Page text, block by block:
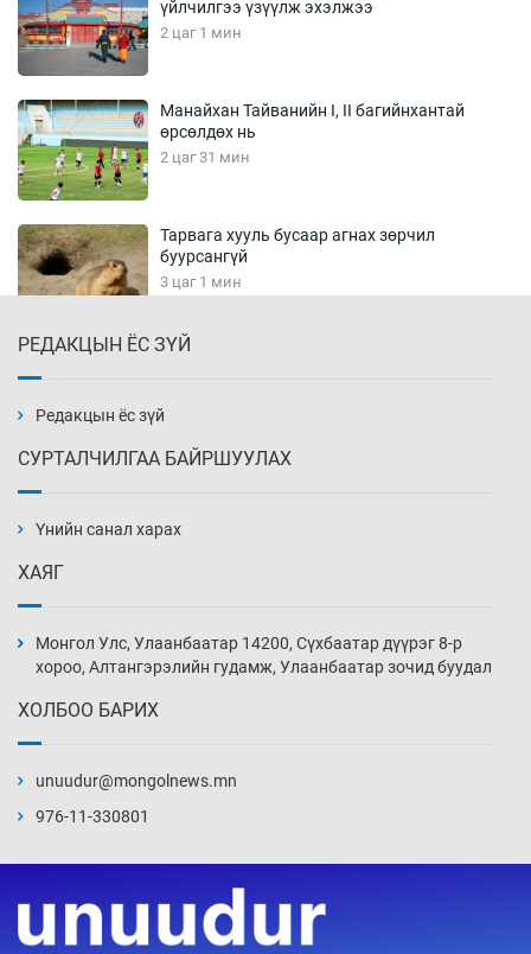
үйлчилгээ үзүүлж эхэлжээ
2 цаг 1 мин
Манайхан Тайванийн I, II багийнхантай
өрсөлдөх нь
2 цаг 31 мин
Тарвага хууль бусаар агнах зөрчил
буурсангүй
3 цаг 1 мин
3 цаг 31 мин
4 цаг 1 мин
4 цаг 31 мин
хэмжээг шинэчлэн тогтоох нь
5 цаг 31 мин
РЕДАКЦЫН ЁС ЗҮЙ
Редакцын ёс зүй
СУРТАЛЧИЛГАА БАЙРШУУЛАХ
Үнийн санал харах
ХАЯГ
Монгол Улс, Улаанбаатар 14200, Сүхбаатар дүүрэг 8-р
хороо, Алтангэрэлийн гудамж, Улаанбаатар зочид буудал
ХОЛБОО БАРИХ
unuudur@mongolnews.mn
976-11-330801